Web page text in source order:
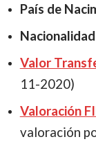
País de
Nacionalidad
Valor
11-2020)
Valoración
valoración